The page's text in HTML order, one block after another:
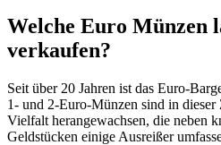
Welche Euro Münzen
verkaufen?
Seit über 20 Jahren ist das Euro-
1- und 2-Euro-Münzen sind in dieser
Vielfalt herangewachsen, die neben
Geldstücken einige Ausreißer